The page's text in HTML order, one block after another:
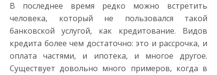
В последнее время редко можно встретить
человека, который не пользовался такой
банковской услугой, как кредитование. Видов
кредита более чем достаточно: это и рассрочка, и
оплата частями, и ипотека, и многое другое.
Существует довольно много примеров, когда в